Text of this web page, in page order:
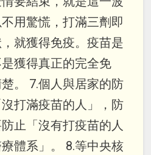
用驚慌，打滿三劑即
就獲得免疫。疫苗是
獲得真正的完全免
。 7.個人與居家的防
打滿疫苗的人」，防
止「沒有打疫苗的人
體系」。 8.等中央核